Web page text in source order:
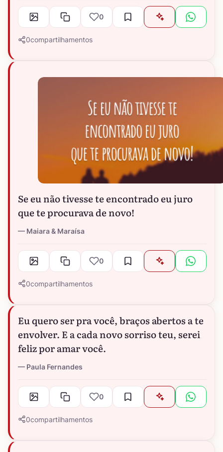
0
0compartilhamentos
Se eu não tivesse te encontrado eu juro
que te procurava de novo!
Maiara & Maraísa
0
0compartilhamentos
Eu quero ser pra você, braços abertos a te
envolver. E a cada novo sorriso teu, serei
feliz por amar você.
Paula Fernandes
0
0compartilhamentos